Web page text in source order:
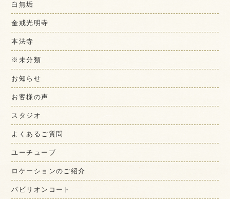
白無垢
金戒光明寺
本法寺
※未分類
お知らせ
お客様の声
スタジオ
よくあるご質問
ユーチューブ
ロケーションのご紹介
パビリオンコート